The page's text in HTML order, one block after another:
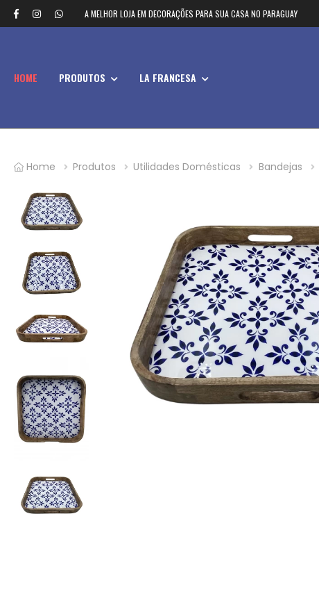
A MELHOR LOJA EM DECORAÇÕES PARA SUA CASA NO PARAGUAY
HOME PRODUTOS LA FRANCESA
Home Produtos Utilidades Domésticas Bandejas